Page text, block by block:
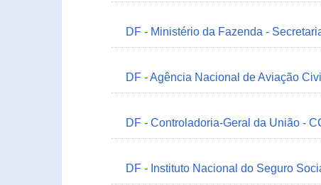
DF - Ministério da Fazenda -
DF - Agência Nacional de Aviação
DF - Controladoria-Geral da União -
DF - Instituto Nacional do Seguro